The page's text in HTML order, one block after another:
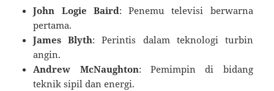
John Logie Baird: Penemu televisi berwarna
pertama.
James Blyth: Perintis dalam teknologi turbin
angin.
Andrew McNaughton: Pemimpin di bidang
teknik sipil dan energi.